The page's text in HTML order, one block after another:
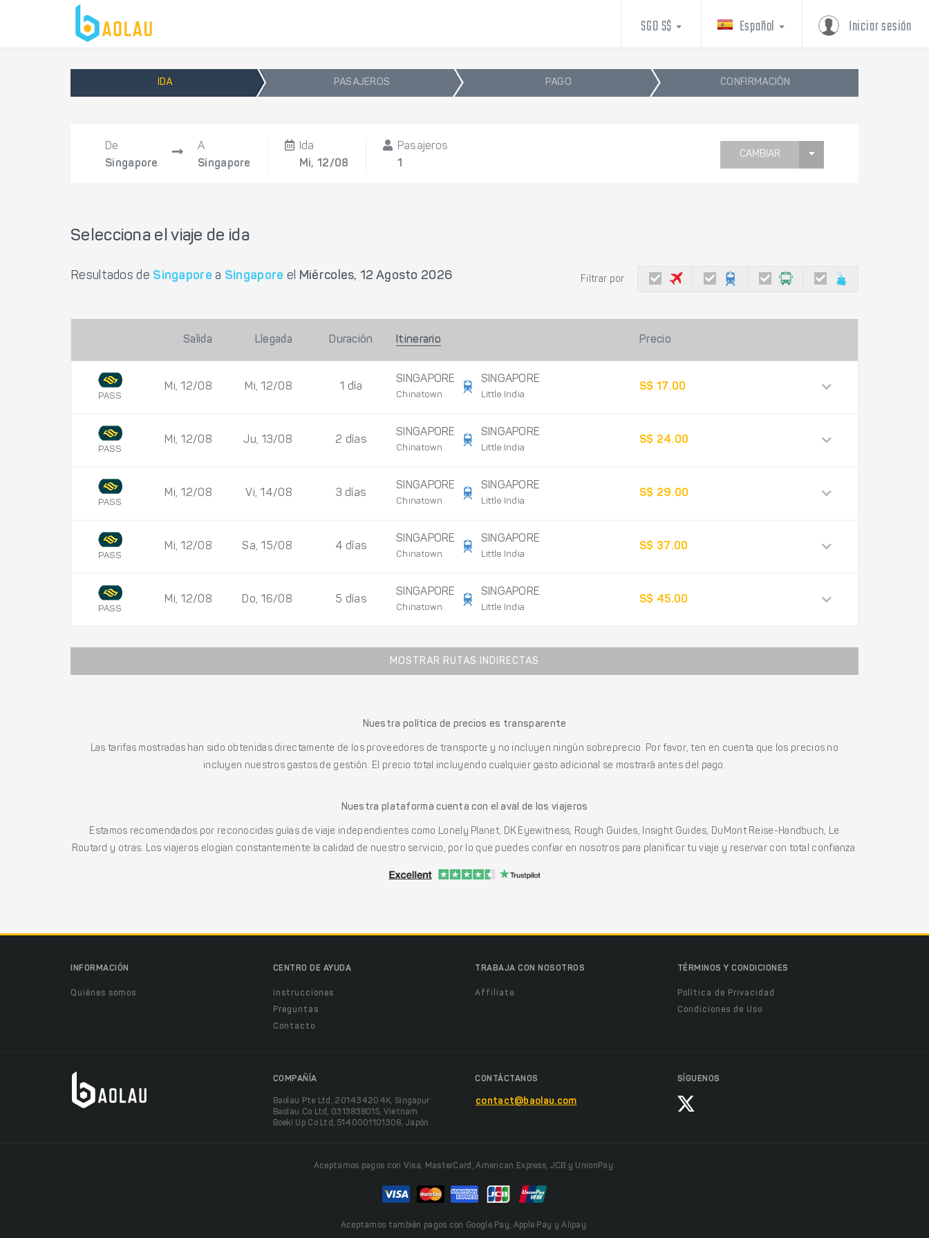
Iniciar sesión
Español
SGD S$
IDA PASAJEROS PAGO CONFIRMACIÓN
De
Singapore
A
Singapore
Ida
Mi, 12/08
Pasajeros
1
CAMBIAR
Selecciona el viaje de ida
Resultados de Singapore a Singapore el Miércoles, 12 Agosto 2026 Filtrar por
Salida Llegada Duración Itinerario Precio
PASS
Mi, 12/08 Mi, 12/08 1 día
SINGAPORE
Chinatown
SINGAPORE
Little India
S$ 17.00
PASS
Mi, 12/08 Ju, 13/08 2 días
SINGAPORE
Chinatown
SINGAPORE
Little India
S$ 24.00
PASS
Mi, 12/08 Vi, 14/08 3 días
SINGAPORE
Chinatown
SINGAPORE
Little India
S$ 29.00
PASS
Mi, 12/08 Sa, 15/08 4 días
SINGAPORE
Chinatown
SINGAPORE
Little India
S$ 37.00
PASS
Mi, 12/08 Do, 16/08 5 días
SINGAPORE
Chinatown
SINGAPORE
Little India
S$ 45.00
MOSTRAR RUTAS INDIRECTAS
Nuestra política de precios es transparente
Las tarifas mostradas han sido obtenidas directamente de los proveedores de transporte y no incluyen ningún sobreprecio. Por favor, ten en cuenta que los precios no
incluyen nuestros gastos de gestión. El precio total incluyendo cualquier gasto adicional se mostrará antes del pago.
Nuestra plataforma cuenta con el aval de los viajeros
Estamos recomendados por reconocidas guías de viaje independientes como Lonely Planet, DK Eyewitness, Rough Guides, Insight Guides, DuMont Reise-Handbuch, Le
Routard y otras. Los viajeros elogian constantemente la calidad de nuestro servicio, por lo que puedes confiar en nosotros para planificar tu viaje y reservar con total confianza.
INFORMACIÓN
Quiénes somos
CENTRO DE AYUDA
Instrucciones
Preguntas
Contacto
TRABAJA CON NOSOTROS
Affiliate
TÉRMINOS Y CONDICIONES
Política de Privacidad
Condiciones de Uso
COMPAÑÍA
Baolau Pte Ltd, 201434204K, Singapur
Baolau Co Ltd, 0313838015, Vietnam
Boeki Up Co Ltd, 5140001101308, Japón
CONTÁCTANOS
contact@baolau.com
SÍGUENOS
Aceptamos pagos con Visa, MasterCard, American Express, JCB y UnionPay.
Aceptamos también pagos con Google Pay, Apple Pay y Alipay.